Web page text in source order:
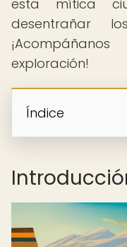
esta mítica
desentrañar
exploración!
Índice